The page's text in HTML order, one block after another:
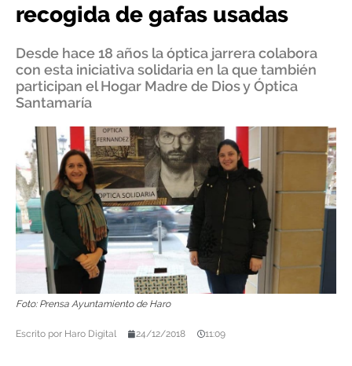
recogida de gafas usadas
Desde hace 18 años la óptica jarrera colabora
con esta iniciativa solidaria en la que también
participan el Hogar Madre de Dios y Óptica
Santamaría
Foto: Prensa Ayuntamiento de Haro
Escrito por Haro Digital 24/12/2018 11:09